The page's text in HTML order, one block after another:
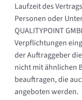
Laufzeit des
Personen oder
QUALITYPOINT
Verpflichtungen
der Auftraggeber
nicht mit ähnlichen
beauftragen, die
angeboten werden.